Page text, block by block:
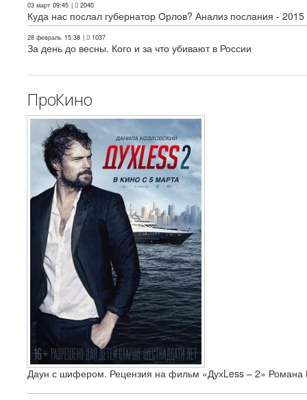
03 март 09:45 | 2040
Куда нас послал губернатор Орлов? Анализ послания - 2015
28 февраль 15:38 | 1037
За день до весны. Кого и за что убивают в России
ПроКино
Даун с шифером. Рецензия на фильм «ДухLess – 2» Романа